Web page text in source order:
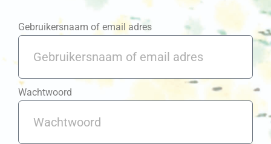
Gebruikersnaam of email adres
Wachtwoord